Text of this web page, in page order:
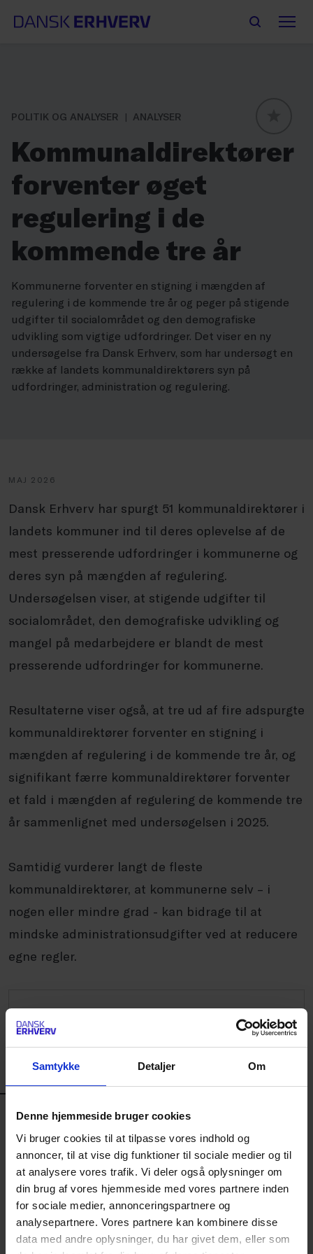
Samtykke Detaljer Om
Denne hjemmeside bruger cookies
Vi bruger cookies til at tilpasse vores indhold og
annoncer, til at vise dig funktioner til sociale medier og til
at analysere vores trafik. Vi deler også oplysninger om
din brug af vores hjemmeside med vores partnere inden
for sociale medier, annonceringspartnere og
analysepartnere. Vores partnere kan kombinere disse
data med andre oplysninger, du har givet dem, eller som
POLITIK OG ANALYSER
ANALYSER
Kommunaldirektører
forventer øget
regulering i de
kommende tre år
Kommunerne forventer en stigning i mængden af
regulering i de kommende tre år og peger på stigende
udgifter til socialområdet og den demografiske
udvikling som vigtige udfordringer. Det viser en ny
undersøgelse fra Dansk Erhverv, som har undersøgt en
række af landets kommunaldirektørers syn på
udfordringer, administration og regulering.
MAJ 2026
Dansk Erhverv har spurgt 51 kommunaldirektører i
landets kommuner ind til deres oplevelse af de
mest presserende udfordringer i kommunerne og
deres syn på mængden af regulering.
Undersøgelsen viser, at stigende udgifter til
socialområdet, den demografiske udvikling og
mangel på medarbejdere er blandt de mest
presserende udfordringer for kommunerne.
Resultaterne viser også, at tre ud af fire adspurgte
kommunaldirektører forventer en stigning i
mængden af regulering i de kommende tre år, og
signifikant færre kommunaldirektører forventer
et fald i mængden af regulering de kommende tre
år sammenlignet med undersøgelsen i 2025.
Samtidig vurderer langt de fleste
kommunaldirektører, at kommunerne selv – i
nogen eller mindre grad - kan bidrage til at
mindske administrationsudgifter ved at reducere
egne regler.
Kommunaldirektører forventer
øget regulering i de
kommende tre år
PDF
Service & OPS
Stella Marie
Tommerup
Politisk konsulent
2624 8179